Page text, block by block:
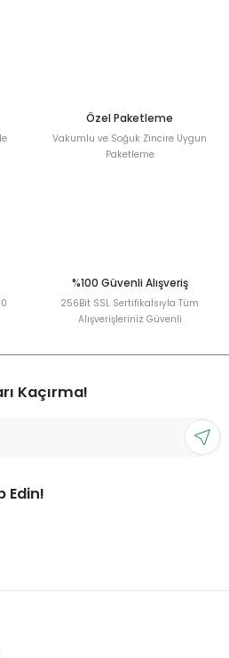
Özel Paketleme
Vakumlu ve Soğuk Zincire Uygun
Paketleme
%100 Güvenli Alışveriş
256Bit SSL Sertifikalsıyla Tüm
Alışverişleriniz Güvenli
Kaçırma!
Edin!